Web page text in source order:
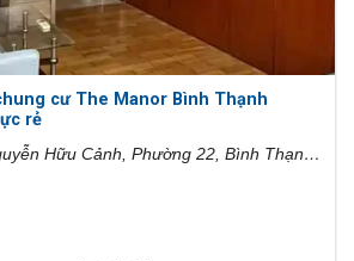
cư The Manor Bình Thạnh
rẻ
Hữu Cảnh, Phường 22, Bình Thạnh,